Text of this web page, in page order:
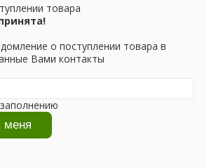
товара
о поступлении товара в
Вами контакты